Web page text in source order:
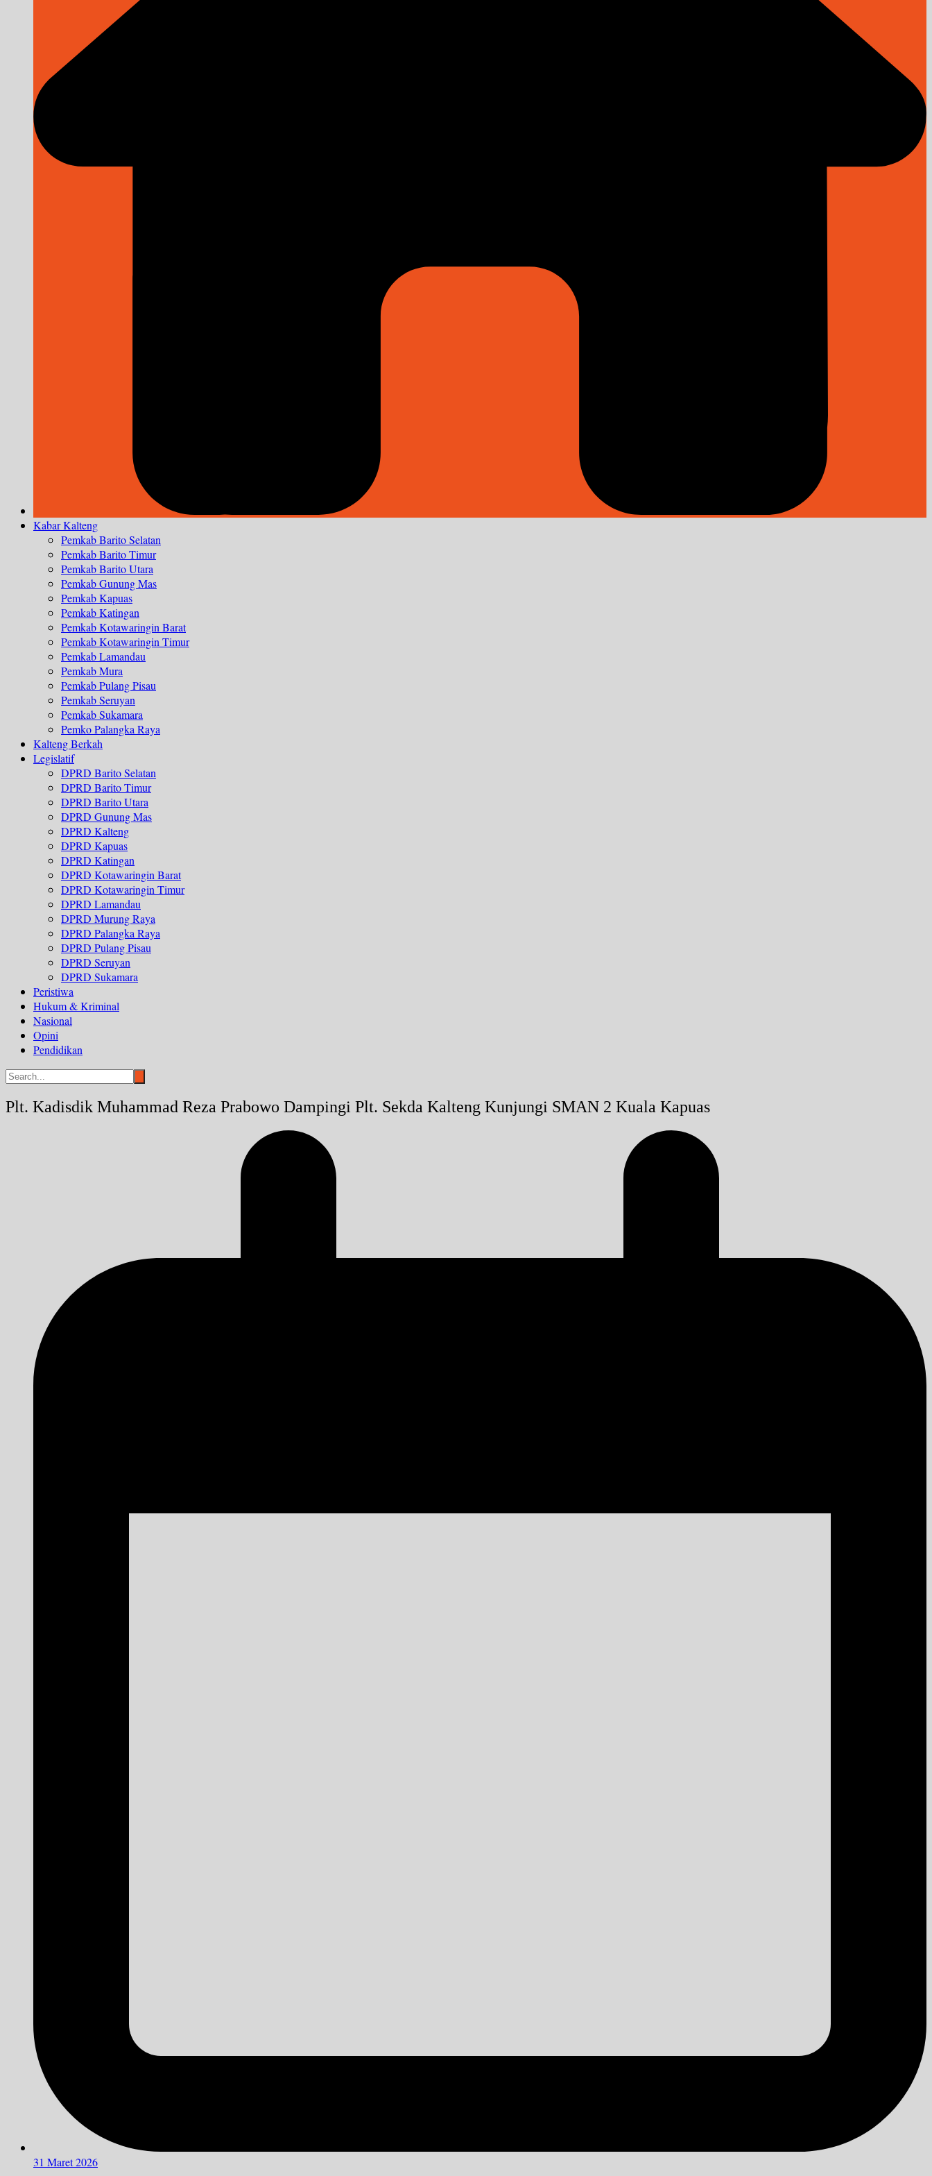
Kabar Kalteng
Pemkab Barito Selatan
Pemkab Barito Timur
Pemkab Barito Utara
Pemkab Gunung Mas
Pemkab Kapuas
Pemkab Katingan
Pemkab Kotawaringin Barat
Pemkab Kotawaringin Timur
Pemkab Lamandau
Pemkab Mura
Pemkab Pulang Pisau
Pemkab Seruyan
Pemkab Sukamara
Pemko Palangka Raya
Kalteng Berkah
Legislatif
DPRD Barito Selatan
DPRD Barito Timur
DPRD Barito Utara
DPRD Gunung Mas
DPRD Kalteng
DPRD Kapuas
DPRD Katingan
DPRD Kotawaringin Barat
DPRD Kotawaringin Timur
DPRD Lamandau
DPRD Murung Raya
DPRD Palangka Raya
DPRD Pulang Pisau
DPRD Seruyan
DPRD Sukamara
Peristiwa
Hukum & Kriminal
Nasional
Opini
Pendidikan
Plt. Kadisdik Muhammad Reza Prabowo Dampingi Plt. Sekda Kalteng Kunjungi SMAN 2 Kuala Kapuas
31 Maret 2026